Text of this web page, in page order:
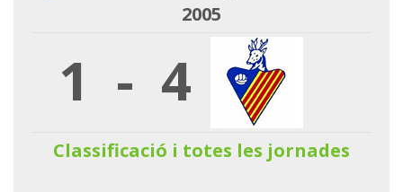
2005
1 - 4
Classificació i totes les jornades